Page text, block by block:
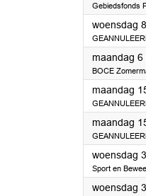
Gebiedsfonds
woensdag
maandag 6
BOCE
maandag
maandag
woensdag
Sport en
woensdag